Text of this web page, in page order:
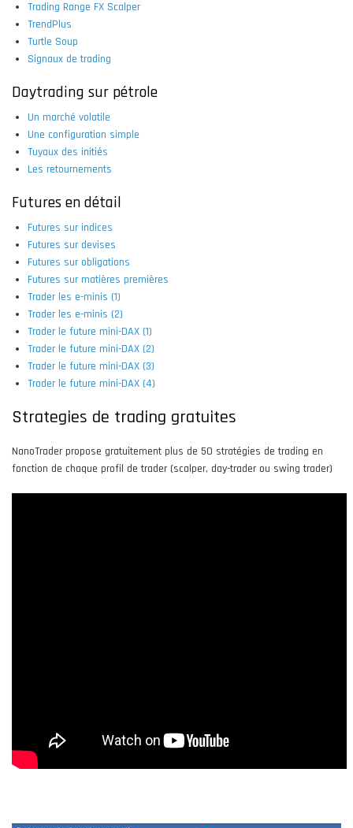
Trading Range FX Scalper
TrendPlus
Turtle Soup
Signaux de trading
Daytrading sur pétrole
Un marché volatile
Une configuration simple
Tuyaux des initiés
Les retournements
Futures en détail
Futures sur indices
Futures sur devises
Futures sur obligations
Futures sur matières premières
Trader les e-minis (1)
Trader les e-minis (2)
Trader le future mini-DAX (1)
Trader le future mini-DAX (2)
Trader le future mini-DAX (3)
Trader le future mini-DAX (4)
Strategies de trading gratuites
NanoTrader propose gratuitement plus de 50 stratégies de trading en
fonction de chaque profil de trader (scalper, day-trader ou swing trader)